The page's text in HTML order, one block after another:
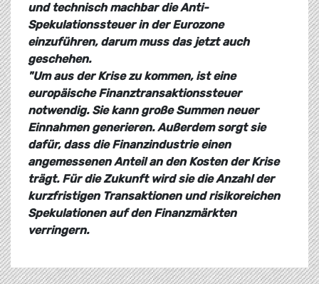
und technisch machbar die Anti-
Spekulationssteuer in der Eurozone
einzuführen, darum muss das jetzt auch
geschehen.
"Um aus der Krise zu kommen, ist eine
europäische Finanztransaktionssteuer
notwendig. Sie kann große Summen neuer
Einnahmen generieren. Außerdem sorgt sie
dafür, dass die Finanzindustrie einen
angemessenen Anteil an den Kosten der Krise
trägt. Für die Zukunft wird sie die Anzahl der
kurzfristigen Transaktionen und risikoreichen
Spekulationen auf den Finanzmärkten
verringern.